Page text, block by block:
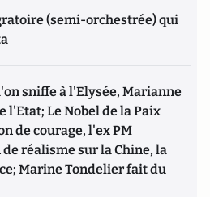
(semi-orchestrée) qui
sniffe à l'Elysée, Marianne
l'Etat; Le Nobel de la Paix
de courage, l'ex PM
réalisme sur la Chine, la
Marine Tondelier fait du